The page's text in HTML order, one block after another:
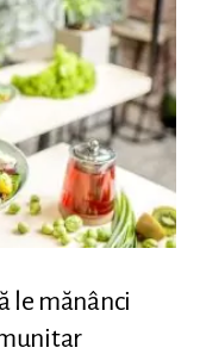
le mănânci